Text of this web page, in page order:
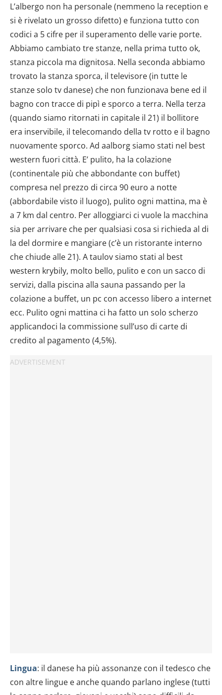
L’albergo non ha personale (nemmeno la reception e
si è rivelato un grosso difetto) e funziona tutto con
codici a 5 cifre per il superamento delle varie porte.
Abbiamo cambiato tre stanze, nella prima tutto ok,
stanza piccola ma dignitosa. Nella seconda abbiamo
trovato la stanza sporca, il televisore (in tutte le
stanze solo tv danese) che non funzionava bene ed il
bagno con tracce di pipì e sporco a terra. Nella terza
(quando siamo ritornati in capitale il 21) il bollitore
era inservibile, il telecomando della tv rotto e il bagno
nuovamente sporco. Ad aalborg siamo stati nel best
western fuori città. E’ pulito, ha la colazione
(continentale più che abbondante con buffet)
compresa nel prezzo di circa 90 euro a notte
(abbordabile visto il luogo), pulito ogni mattina, ma è
a 7 km dal centro. Per alloggiarci ci vuole la macchina
sia per arrivare che per qualsiasi cosa si richieda al di
la del dormire e mangiare (c’è un ristorante interno
che chiude alle 21). A taulov siamo stati al best
western krybily, molto bello, pulito e con un sacco di
servizi, dalla piscina alla sauna passando per la
colazione a buffet, un pc con accesso libero a internet
ecc. Pulito ogni mattina ci ha fatto un solo scherzo
applicandoci la commissione sull’uso di carte di
credito al pagamento (4,5%).
Lingua: il danese ha più assonanze con il tedesco che
con altre lingue e anche quando parlano inglese (tutti